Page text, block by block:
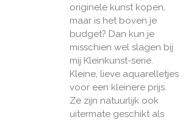
originele kunst kopen,
maar is het boven je
budget? Dan kun je
misschien wel slagen bij
mij Kleinkunst-serie.
Kleine, lieve aquarelletjes
voor een kleinere prijs.
Ze zijn natuurlijk ook
uitermate geschikt als